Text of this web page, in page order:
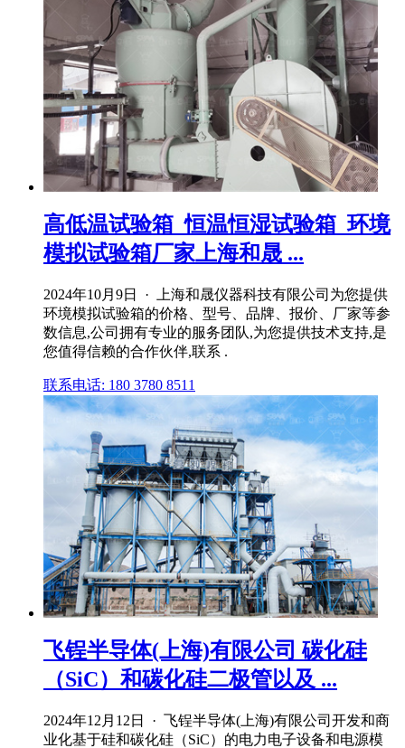
高低温试验箱_恒温恒湿试验箱_环境
模拟试验箱厂家上海和晟 ...
2024年10月9日 · 上海和晟仪器科技有限公司为您提供
环境模拟试验箱的价格、型号、品牌、报价、厂家等参
数信息,公司拥有专业的服务团队,为您提供技术支持,是
您值得信赖的合作伙伴,联系 .
联系电话: 180 3780 8511
飞锃半导体(上海)有限公司 碳化硅
（SiC）和碳化硅二极管以及 ...
2024年12月12日 · 飞锃半导体(上海)有限公司开发和商
业化基于硅和碳化硅（SiC）的电力电子设备和电源模